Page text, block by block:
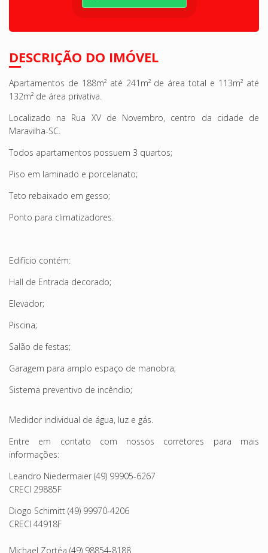
DESCRIÇÃO DO IMÓVEL
Apartamentos de 188m² até 241m² de área total e 113m² até
132m² de área privativa.
Localizado na Rua XV de Novembro, centro da cidade de
Maravilha-SC.
Todos apartamentos possuem 3 quartos;
Piso em laminado e porcelanato;
Teto rebaixado em gesso;
Ponto para climatizadores.
Edifício contém:
Hall de Entrada decorado;
Elevador;
Piscina;
Salão de festas;
Garagem para amplo espaço de manobra;
Sistema preventivo de incêndio;
Medidor individual de água, luz e gás.
Entre em contato com nossos corretores para mais
informações:
Leandro Niedermaier (49) 99905-6267
CRECI 29885F
Diogo Schimitt (49) 99970-4206
CRECI 44918F
Michael Zortéa (49) 98854-8188